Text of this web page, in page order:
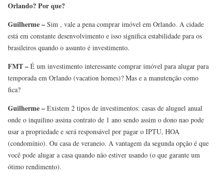
Orlando? Por que?
Guilherme – Sim , vale a pena comprar imóvel em Orlando. A cidade
está em constante desenvolvimento e isso significa estabilidade para os
brasileiros quando o assunto é investimento.
FMT – É um investimento interessante comprar imóvel para alugar para
temporada em Orlando (vacation homes)? Mas e a manutenção como
fica?
Guilherme – Existem 2 tipos de investimentos: casas de aluguel anual
onde o inquilino assina contrato de 1 ano sendo assim o dono nao pode
usar a propriedade e será responsável por pagar o IPTU, HOA
(condomínio). Ou casa de veraneio. A vantagem da segunda opção é que
você pode alugar a casa quando não estiver usando (o que garante um
ótimo rendimento).